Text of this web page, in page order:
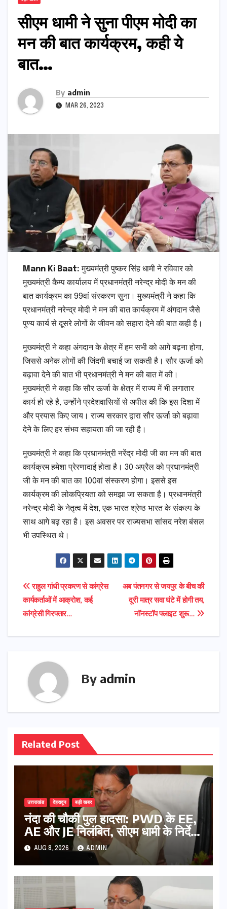
सीएम धामी ने सुना पीएम मोदी का
मन की बात कार्यक्रम, कही ये
बात…
By admin
MAR 26, 2023
Mann Ki Baat: मुख्यमंत्री पुष्कर सिंह धामी ने रविवार को
मुख्यमंत्री कैम्प कार्यालय में प्रधानमंत्री नरेन्द्र मोदी के मन की
बात कार्यक्रम का 99वां संस्करण सुना। मुख्यमंत्री ने कहा कि
प्रधानमंत्री नरेन्द्र मोदी ने मन की बात कार्यक्रम में अंगदान जैसे
पुण्य कार्य से दूसरे लोगों के जीवन को सहारा देने की बात कही है।
मुख्यमंत्री ने कहा अंगदान के क्षेत्र में हम सभी को आगे बढ़ना होगा,
जिससे अनेक लोगों की जिंदगी बचाई जा सकती है। सौर ऊर्जा को
बढ़ावा देने की बात भी प्रधानमंत्री ने मन की बात में की।
मुख्यमंत्री ने कहा कि सौर ऊर्जा के क्षेत्र में राज्य में भी लगातार
कार्य हो रहे है, उन्होंने प्रदेशवासियों से अपील की कि इस दिशा में
और प्रयास किए जाय। राज्य सरकार द्वारा सौर ऊर्जा को बढ़ावा
देने के लिए हर संभव सहायता की जा रही है।
मुख्यमंत्री ने कहा कि प्रधानमंत्री नरेंद्र मोदी जी का मन की बात
कार्यक्रम हमेशा प्रेरणादाई होता है। 30 अप्रैल को प्रधानमंत्री
जी के मन की बात का 100वां संस्करण होगा। इससे इस
कार्यक्रम की लोकप्रियता को समझा जा सकता है। प्रधानमंत्री
नरेन्द्र मोदी के नेतृत्व में देश, एक भारत श्रेष्ठ भारत के संकल्प के
साथ आगे बढ़ रहा है। इस अवसर पर राज्यसभा सांसद नरेश बंसल
भी उपस्थित थे।
Post
navigation
अब पंतनगर से जयपुर के बीच की
दूरी मात्र सवा घंटे में होगी तय,
नॉनस्टॉप फ्लाइट शुरू…
राहुल गांधी प्रकरण से कांग्रेस
कार्यकर्ताओं में आक्रोश, कई
कांग्रेसी गिरफ्तार…
By admin
Related Post
उत्तराखंड देहरादून बड़ी खबर
नंदा की चौकी पुल हादसा: PWD के EE,
AE और JE निलंबित, सीएम धामी के निर्देश
पर सख्त कार्रवाई
AUG 8, 2026 ADMIN